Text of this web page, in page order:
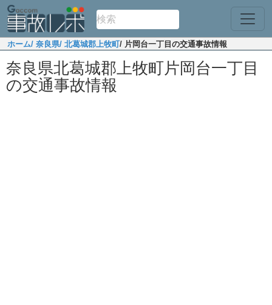
ホーム/ 奈良県/ 北葛城郡上牧町/ 片岡台一丁目の交通事故情報
奈良県北葛城郡上牧町片岡台一丁目
の交通事故情報